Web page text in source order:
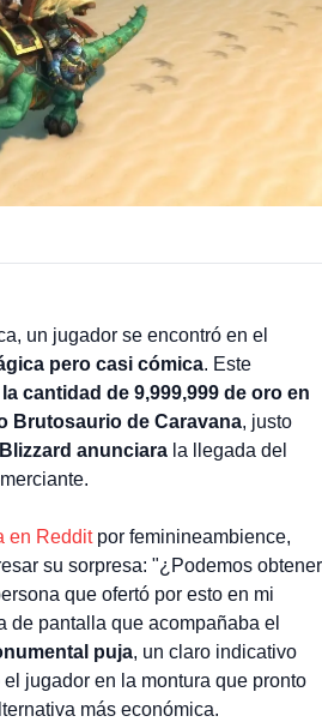
un jugador se encontró en el
pero casi cómica. Este
la cantidad de 9,999,999 de oro en
Brutosaurio de Caravana, justo
Blizzard anunciara la llegada del
en Redditpor feminineambience,
su sorpresa: "¿Podemos obtener
que ofertó por esto en mi
de pantalla que acompañaba el
puja, un claro indicativo
jugador en la montura que pronto
más económica.